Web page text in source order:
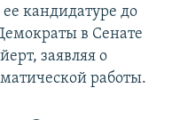
кандидатуре до
в Сенате
заявляя о
работы.